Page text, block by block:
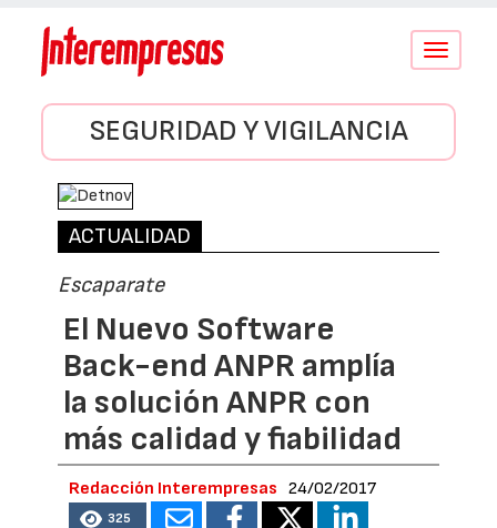
Conmutar
SEGURIDAD Y VIGILANCIA
ACTUALIDAD
Escaparate
El Nuevo Software
Back-end ANPR amplía
la solución ANPR con
más calidad y fiabilidad
Redacción Interempresas 24/02/2017
325